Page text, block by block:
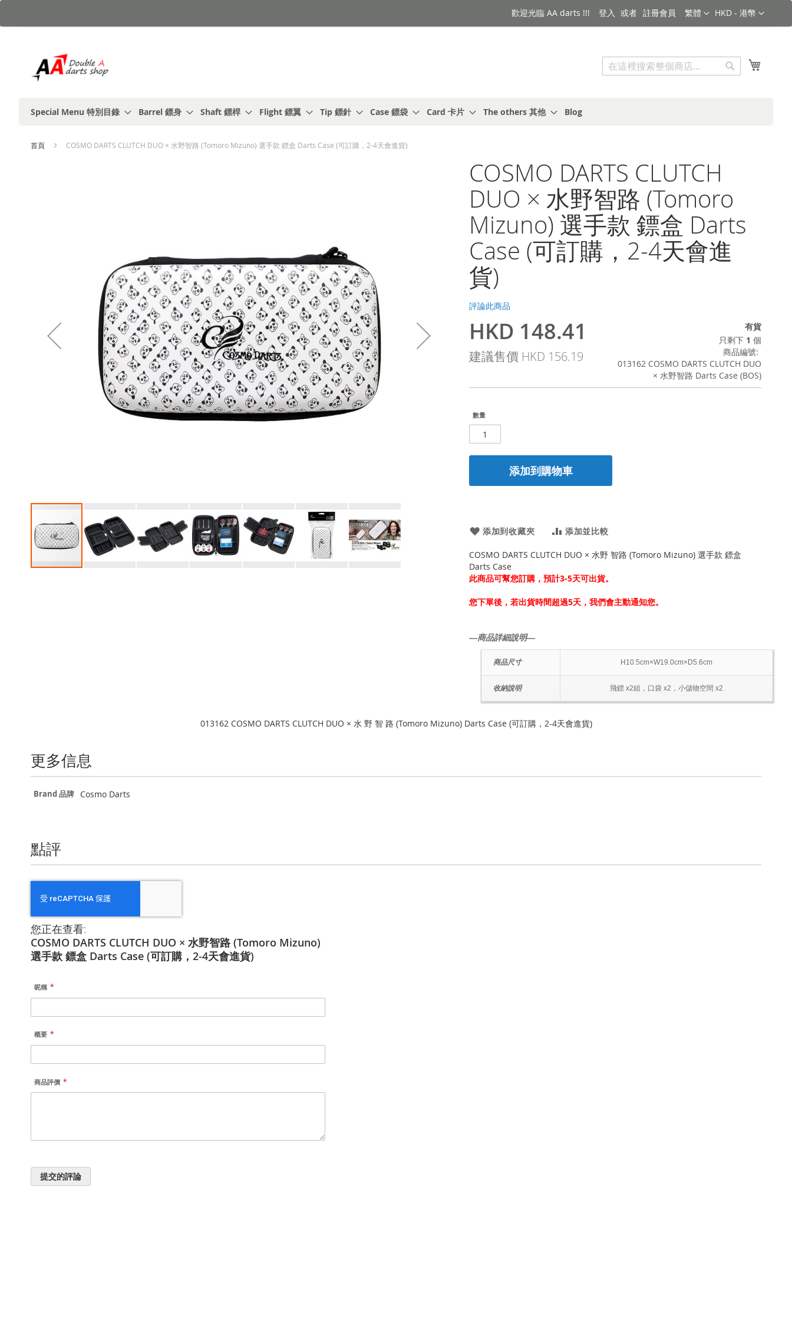
到
金額
HKD - 港幣
語言
繁體
歡迎光臨 AA darts !!! 登入 註冊會員
搜索
Special Menu 特別目錄
Barrel 鏢身 Shaft 鏢桿 Flight 鏢翼 Tip 鏢針 Case 鏢袋 Card 卡片 The others 其他 Blog
首頁 COSMO DARTS CLUTCH DUO × 水野智路 (Tomoro Mizuno) 選手款 鏢盒 Darts Case (可訂購，2-4天會進貨)
COSMO DARTS CLUTCH
DUO × 水野智路 (Tomoro
Mizuno) 選手款 鏢盒 Darts
Case (可訂購，2-4天會進
貨)
評論此商品
特
殊
價
HKD 148.41
建議售價 HKD 156.19
有貨
只剩下 1 個
商品編號
013162 COSMO DARTS CLUTCH DUO
× 水野智路 Darts Case (BOS)
數量
添加到購物車
添加到收藏夾 添加並比較
COSMO DARTS CLUTCH DUO × 水野 智路 (Tomoro Mizuno) 選手款 鏢盒
Darts Case
此商品可幫您訂購，預計3-5天可出貨。
您下單後，若出貨時間超過5天，我們會主動通知您。
―商品詳細說明―
商品尺寸 H10.5cm×W19.0cm×D5.6cm
收納說明 飛鏢 x2組，口袋 x2，小儲物空間 x2
013162 COSMO DARTS CLUTCH DUO × 水 野 智 路 (Tomoro Mizuno) Darts Case (可訂購，2-4天會進貨)
更多信息
更
Brand 品牌 Cosmo Darts
點評
您正在查看:
COSMO DARTS CLUTCH DUO × 水野智路 (Tomoro Mizuno)
選手款 鏢盒 Darts Case (可訂購，2-4天會進貨)
昵稱
概要
商品評價
提交的評論